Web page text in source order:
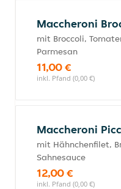
Maccheroni
mit Broccoli,
Parmesan
11,00 €
inkl. Pfand (0,00 €)
Maccheroni
mit Hähnchenfilet,
Sahnesauce
12,00 €
inkl. Pfand (0,00 €)